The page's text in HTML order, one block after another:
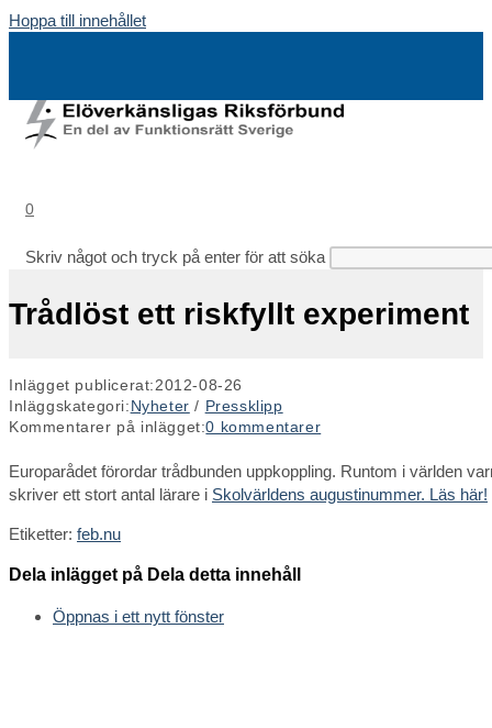
Hoppa till innehållet
0
Skriv något och tryck på enter för att söka
Trådlöst ett riskfyllt experiment
Inlägget publicerat:2012-08-26
Inläggskategori:Nyheter / Pressklipp
Kommentarer på inlägget:0 kommentarer
Europarådet förordar trådbunden uppkoppling. Runtom i världen
skriver ett stort antal lärare i Skolvärldens augustinummer. Läs här!
Etiketter: feb.nu
Dela inlägget på Dela detta innehåll
Öppnas i ett nytt fönster